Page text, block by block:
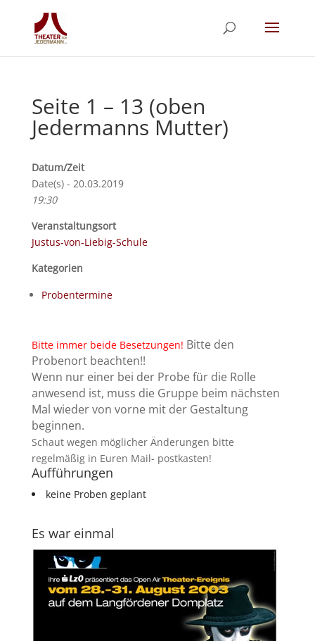
Seite 1 – 13 (oben
Jedermanns Mutter)
Datum/Zeit
Date(s) - 20.03.2019
19:30
Veranstaltungsort
Justus-von-Liebig-Schule
Kategorien
Probentermine
Bitte immer beide Besetzungen! Bitte den
Probenort beachten!!
Wenn nur einer bei der Probe für die Rolle
anwesend ist, muss die Gruppe beim nächsten
Mal wieder von vorne mit der Gestaltung
beginnen.
Schaut wegen möglicher Änderungen bitte
regelmäßig in Euren Mail- postkasten!
Aufführungen
keine Proben geplant
Es war einmal